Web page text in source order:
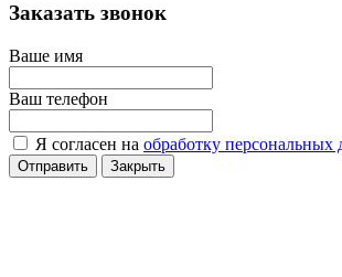
Заказать звонок
Ваше имя
Ваш телефон
Я согласен на обработку персональных
Отправить Закрыть